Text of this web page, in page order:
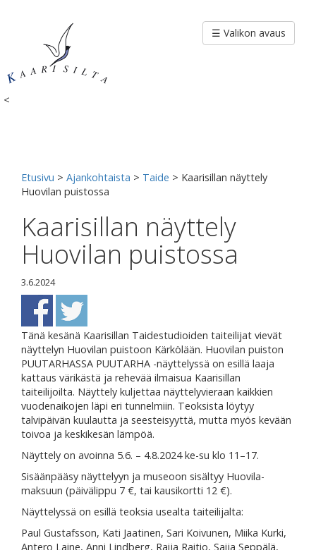
<
☰ Valikon avaus
Etusivu > Ajankohtaista > Taide > Kaarisillan näyttely
Huovilan puistossa
Kaarisillan näyttely
Huovilan puistossa
3.6.2024
Tänä kesänä Kaarisillan Taidestudioiden taiteilijat vievät
näyttelyn Huovilan puistoon Kärkölään. Huovilan puiston
PUUTARHASSA PUUTARHA -näyttelyssä on esillä laaja
kattaus värikästä ja rehevää ilmaisua Kaarisillan
taiteilijoilta. Näyttely kuljettaa näyttelyvieraan kaikkien
vuodenaikojen läpi eri tunnelmiin. Teoksista löytyy
talvipäivän kuulautta ja seesteisyyttä, mutta myös kevään
toivoa ja keskikesän lämpöä.
Näyttely on avoinna 5.6. – 4.8.2024 ke-su klo 11–17.
Sisäänpääsy näyttelyyn ja museoon sisältyy Huovila-
maksuun (päivälippu 7 €, tai kausikortti 12 €).
Näyttelyssä on esillä teoksia usealta taiteilijalta:
Paul Gustafsson, Kati Jaatinen, Sari Koivunen, Miika Kurki,
Antero Laine, Anni Lindberg, Raija Raitio, Saija Seppälä,